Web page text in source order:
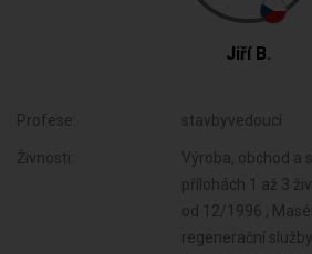
Jiří B.
Profese: stavbyvedoucí
Živnosti:
Výroba, obchod a
přílohách 1 až 3
od 12/1996 ,
regenerační